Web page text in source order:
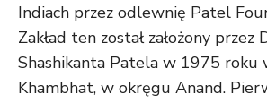
Indiach przez odlewnię Patel
Zakład ten został założony
Shashikanta Patela w 1975 roku
Khambhat, w okręgu Anand.